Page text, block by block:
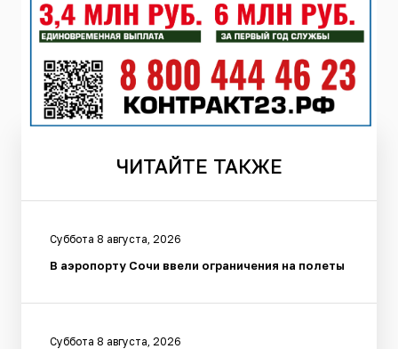
ЧИТАЙТЕ ТАКЖЕ
Суббота 8 августа, 2026
В аэропорту Сочи ввели ограничения на полеты
Суббота 8 августа, 2026